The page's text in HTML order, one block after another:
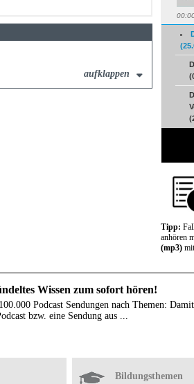
aufklappen
Tipp:
anhören
(mp3)
Wissen zum sofort hören!
Podcast Sendungen nach Themen:
bzw. eine Sendung aus ...
Bildungsthemen